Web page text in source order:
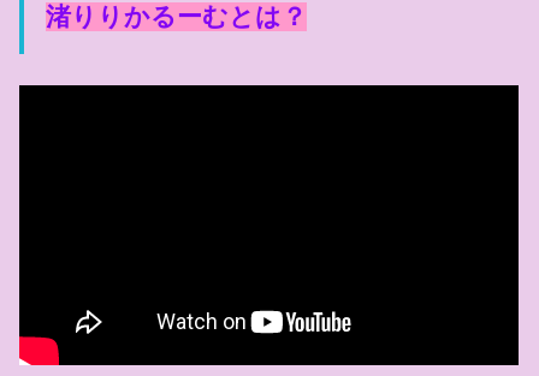
渚りりかるーむとは？